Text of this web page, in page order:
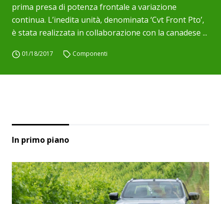
prima presa di potenza frontale a variazione
continua. L’inedita unità, denominata ‘Cvt Front Pto’,
è stata realizzata in collaborazione con la canadese ...
01/18/2017 Componenti
In primo piano